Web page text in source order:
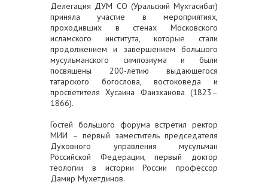
Делегация ДУМ СО (Уральский Мухтасибат)
приняла участие в мероприятиях,
проходивших в стенах Московского
исламского института, которые стали
продолжением и завершением большого
мусульманского симпозиума и были
посвящены 200-летию выдающегося
татарского богослова, востоковеда и
просветителя Хусаина Фаизханова (1823–
1866).
Гостей большого форума встретил ректор
МИИ – первый заместитель председателя
Духовного управления мусульман
Российской Федерации, первый доктор
теологии в истории России профессор
Дамир Мухетдинов.